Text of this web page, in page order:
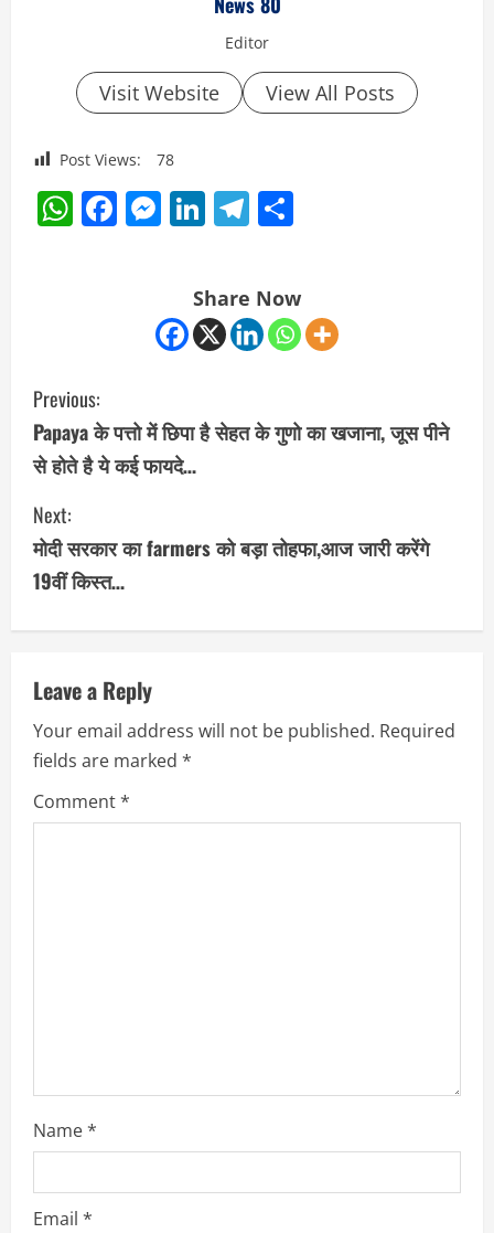
Editor
Visit Website View All Posts
Post Views: 78
WhatsApp
Facebook
Messenger
LinkedIn
Telegram
Share Now
C
o
n
t
i
n
e
R
e
Previous:
Papaya के पत्तो में छिपा है सेहत के गुणो का खजाना, जूस पीने
से होते है ये कई फायदे…
Next:
मोदी सरकार का farmers को बड़ा तोहफा,आज जारी करेंगे
19वीं किस्त…
Leave a Reply
Your email address will not be published. Required
fields are marked *
Comment*
Name*
Email *